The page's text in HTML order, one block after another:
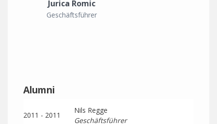
Jurica Romic
Geschäftsführer
Alumni
2011 - 2011
Nils Regge
Geschäftsführer